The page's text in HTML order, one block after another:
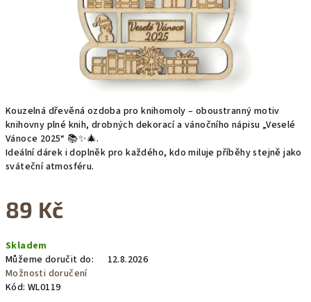
Kouzelná dřevěná ozdoba pro knihomoly – oboustranný motiv
knihovny plné knih, drobných dekorací a vánočního nápisu „Veselé
Vánoce 2025“ 📚✨🎄.
Ideální dárek i doplněk pro každého, kdo miluje příběhy stejně jako
sváteční atmosféru.
89 Kč
cena:
Skladem
Můžeme doručit do:
12.8.2026
Možnosti doručení
Kód: WL0119